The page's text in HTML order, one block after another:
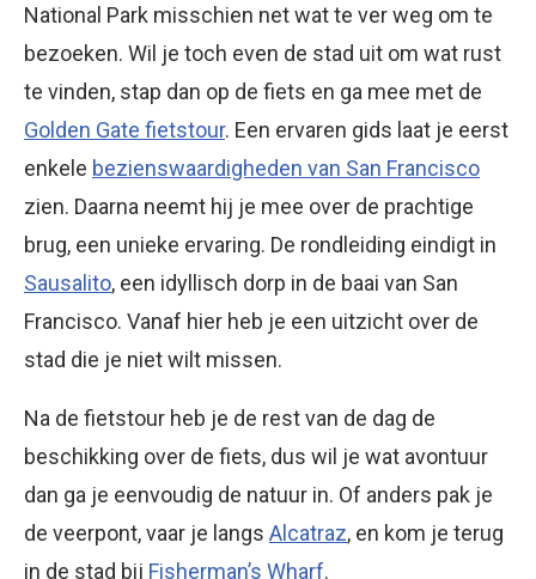
National Park misschien net wat te ver weg om te
bezoeken. Wil je toch even de stad uit om wat rust
te vinden, stap dan op de fiets en ga mee met de
Golden Gate fietstour. Een ervaren gids laat je eerst
enkele bezienswaardigheden van San Francisco
zien. Daarna neemt hij je mee over de prachtige
brug, een unieke ervaring. De rondleiding eindigt in
Sausalito, een idyllisch dorp in de baai van San
Francisco. Vanaf hier heb je een uitzicht over de
stad die je niet wilt missen.
Na de fietstour heb je de rest van de dag de
beschikking over de fiets, dus wil je wat avontuur
dan ga je eenvoudig de natuur in. Of anders pak je
de veerpont, vaar je langs Alcatraz, en kom je terug
in de stad bij Fisherman’s Wharf.